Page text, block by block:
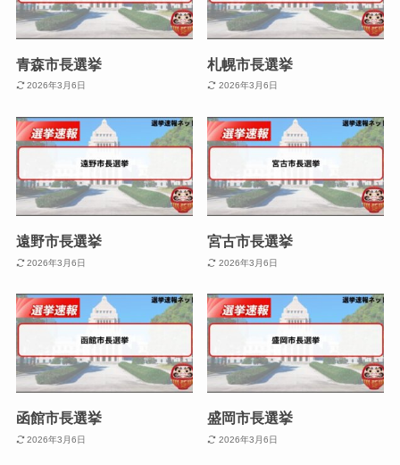
青森市長選挙
2026年3月6日
札幌市長選挙
2026年3月6日
遠野市長選挙
2026年3月6日
宮古市長選挙
2026年3月6日
函館市長選挙
2026年3月6日
盛岡市長選挙
2026年3月6日